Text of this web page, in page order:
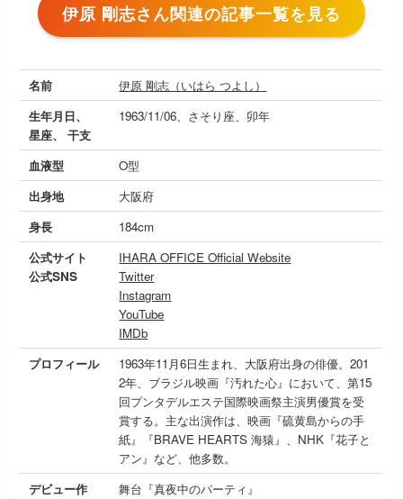
伊原 剛志さん関連の記事一覧を見る
名前
伊原 剛志（いはら つよし）
生年月日、
星座、 干支
1963/11/06、さそり座、卯年
血液型
O型
出身地
大阪府
身長
184cm
公式サイト
公式SNS
IHARA OFFICE Official Website
Twitter
Instagram
YouTube
IMDb
プロフィール
1963年11月6日生まれ、大阪府出身の俳優。201
2年、ブラジル映画『汚れた心』において、第15
回プンタデルエステ国際映画祭主演男優賞を受
賞する。主な出演作は、映画『硫黄島からの手
紙』『BRAVE HEARTS 海猿』、NHK『花子と
アン』など、他多数。
デビュー作
舞台『真夜中のパーティ』